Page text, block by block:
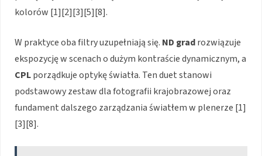
kolorów [1][2][3][5][8].
W praktyce oba filtry uzupełniają się. ND gradrozwiązuje
ekspozycję w scenach o dużym kontraście dynamicznym, a
CPLporządkuje optykę światła. Ten duet stanowi
podstawowy zestaw dla fotografii krajobrazowej oraz
fundament dalszego zarządzania światłem w plenerze [1]
[3][8].